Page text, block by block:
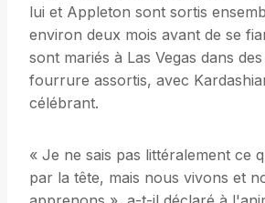
lui et Appleton sont sortis
environ deux mois avant de se
sont mariés à Las Vegas dans
fourrure assortis, avec
célébrant.
« Je ne sais pas littéralement ce
par la tête, mais nous vivons et